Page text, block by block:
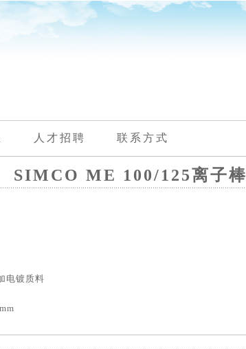
人才招聘 联系方式
SIMCO ME 100/125离子棒
镀质料